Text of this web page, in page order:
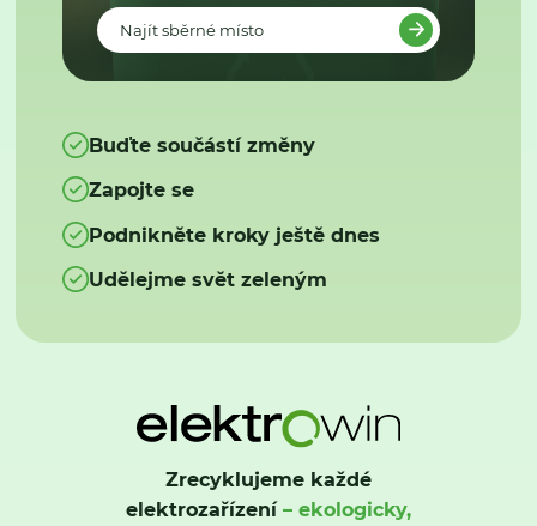
Najít sběrné místo
Buďte součástí změny
Zapojte se
Podnikněte kroky ještě dnes
Udělejme svět zeleným
Zrecyklujeme každé
elektrozařízení– ekologicky,